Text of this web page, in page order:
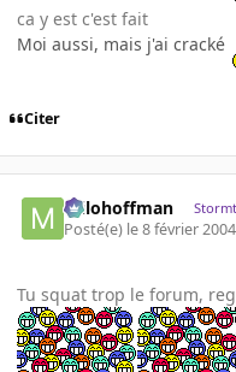
ca y est c'est fait
Moi aussi, mais j'ai cracké
Citer
milohoffman
Posté(e) le 8 février 2004
Tu squat trop le forum,